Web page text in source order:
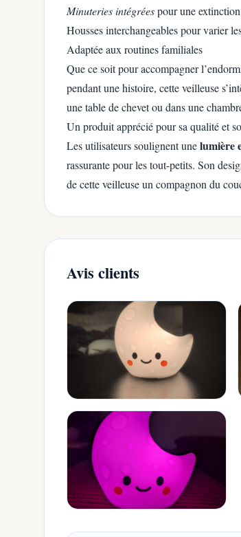
Minuteries intégréespour une
Housses interchangeables pour varier
Adaptée aux routines familiales
Que ce soit pour accompagner
pendant une histoire, cette veilleuse
une table de chevet ou dans une
Un produit apprécié pour sa qualité et
Les utilisateurs soulignent unelumière
rassurante pour les tout-petits. Son
de cette veilleuse un compagnon du
Avis clients